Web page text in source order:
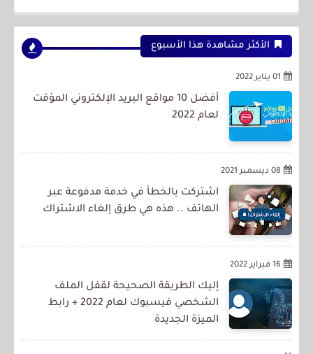
الأكثر مشاهدة هذا الأسبوع
01 يناير 2022
أفضل 10 مواقع البريد الإلكتروني المؤقت
لعام 2022
08 ديسمبر 2021
اشتركت بالخطأ في خدمة مدفوعة عبر
الهاتف .. هذه هي طرق إلغاء الاشتراك
16 فبراير 2022
إليك الطريقة الصحيحة لقفل الملف
الشخصي فيسبوك لعام 2022 + رابط
الميزة الجديدة